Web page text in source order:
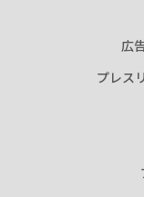
広
プレス